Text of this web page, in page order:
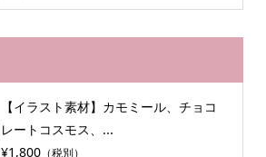
【イラスト素材】カモミール、チョコ
レートコスモス、...
¥1,800（税別）